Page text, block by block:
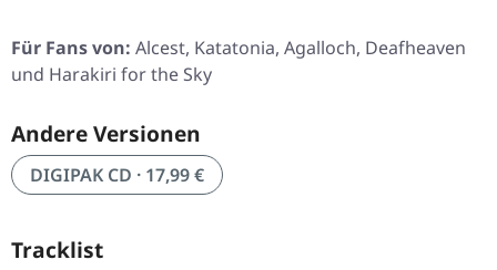
Für Fans von: Alcest, Katatonia, Agalloch, Deafheaven
und Harakiri for the Sky
Andere Versionen
DIGIPAK CD · 17,99 €
Tracklist